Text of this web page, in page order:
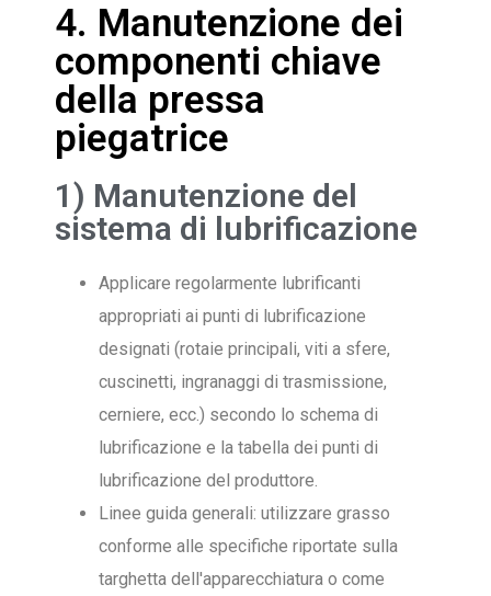
4. Manutenzione dei
componenti chiave
della pressa
piegatrice
1) Manutenzione del
sistema di lubrificazione
Applicare regolarmente lubrificanti
appropriati ai punti di lubrificazione
designati (rotaie principali, viti a sfere,
cuscinetti, ingranaggi di trasmissione,
cerniere, ecc.) secondo lo schema di
lubrificazione e la tabella dei punti di
lubrificazione del produttore.
Linee guida generali: utilizzare grasso
conforme alle specifiche riportate sulla
targhetta dell'apparecchiatura o come